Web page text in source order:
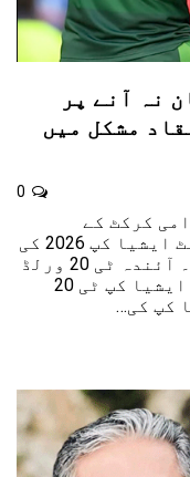
نہ آنے پر
مشکل میں
کرکٹ کے
شائقین کے لیے ایک اور بڑا ایونٹ ایشیا کپ 2026 کی
صورت میں ستمبر میں منعقد ہوگا۔ آئندہ ٹی 20 ورلڈ
کپ 2026 کو مدنظر رکھتے ہوئے یہ ایشیا کپ ٹی 20
کپ کی…